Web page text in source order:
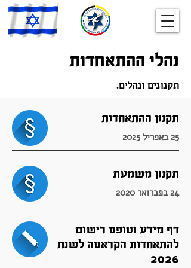
נהלי ההתאחדות
תקנונים ונהלים.
תקנון ההתאחדות
25 באפריל 2025
תקנון משמעת
24 בפברואר 2020
דף מידע וטופס רישום
להתאחדות הקראטה לשנת
2026